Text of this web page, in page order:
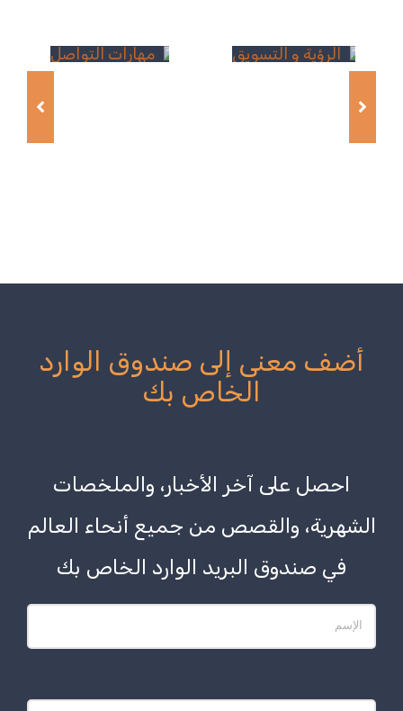
أضف معنى إلى صندوق الوارد
الخاص بك
احصل على آخر الأخبار، والملخصات
الشهرية، والقصص من جميع أنحاء العالم
في صندوق البريد الوارد الخاص بك